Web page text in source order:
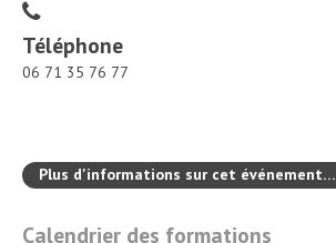
Téléphone
06 71 35 76 77
Plus d'informations sur cet événement…
NAVIGATION
Calendrier des formations